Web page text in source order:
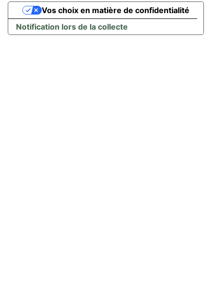
Notification lors de la collecte
Vos choix en matière de confidentialité